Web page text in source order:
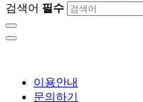
검색어 필수
이용안내
문의하기